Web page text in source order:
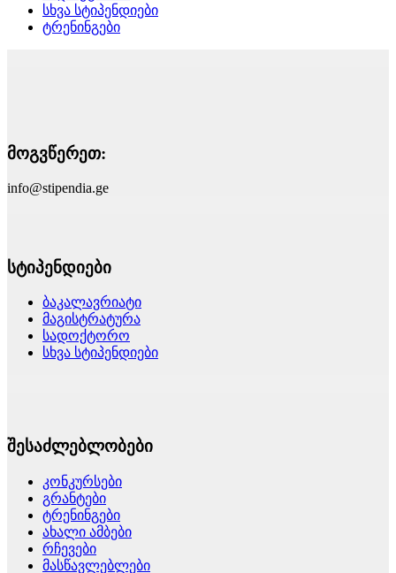
სხვა სტიპენდიები
ტრენინგები
მოგვწერეთ:
info@stipendia.ge
სტიპენდიები
ბაკალავრიატი
მაგისტრატურა
სადოქტორო
სხვა სტიპენდიები
შესაძლებლობები
კონკურსები
გრანტები
ტრენინგები
ახალი ამბები
რჩევები
მასწავლებლები